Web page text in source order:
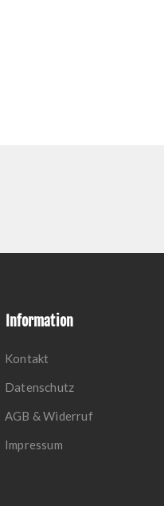
Information
Kontakt
Datenschutz
AGB & Widerruf
Impressum